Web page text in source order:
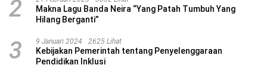
2
Makna Lagu Banda Neira “Yang Patah Tumbuh Yang
Hilang Berganti”
3 9 Januari 2024 2625 Lihat
Kebijakan Pemerintah tentang Penyelenggaraan
Pendidikan Inklusi